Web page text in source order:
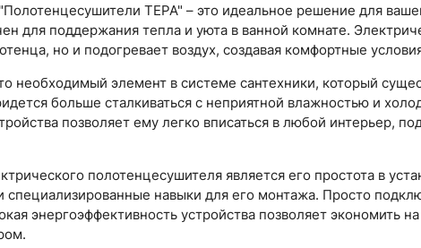
ТЕРА" – это идеальное решение для
для поддержания тепла и уюта в ванной комнате.
но и подогревает воздух, создавая комфортные
необходимый элемент в системе сантехники, который
больше сталкиваться с неприятной влажностью и
позволяет ему легко вписаться в любой интерьер,
полотенцесушителя является его простота в
навыки для его монтажа. Просто
энергоэффективность устройства позволяет экономить